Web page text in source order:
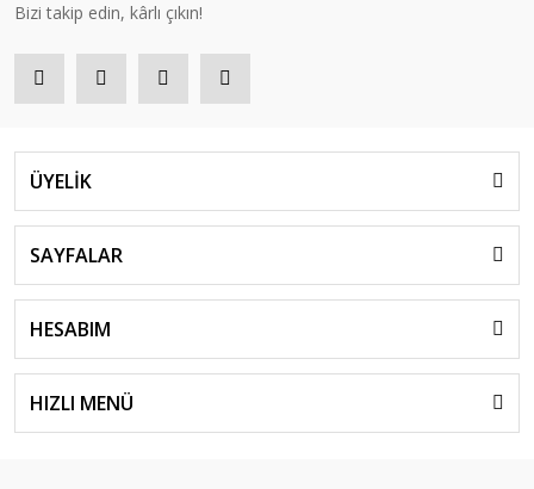
Bizi takip edin, kârlı çıkın!
ÜYELİK
SAYFALAR
HESABIM
HIZLI MENÜ